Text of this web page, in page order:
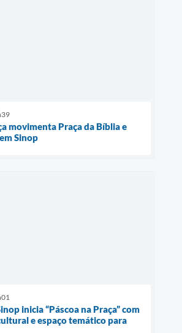
movimenta Praça da Bíblia e
Sinop
inicia “Páscoa na Praça” com
e espaço temático para